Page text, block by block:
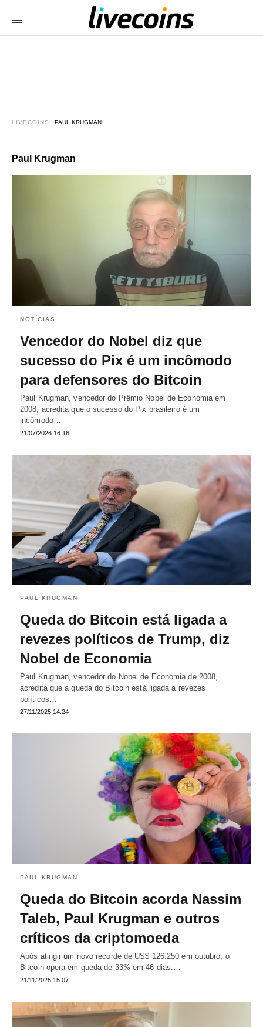
LIVECOINS PAUL KRUGMAN
Paul Krugman
NOTÍCIAS
Vencedor do Nobel diz que
sucesso do Pix é um incômodo
para defensores do Bitcoin
Paul Krugman, vencedor do Prêmio Nobel de Economia em
2008, acredita que o sucesso do Pix brasileiro é um
incômodo…
21/07/2026 16:16
PAUL KRUGMAN
Queda do Bitcoin está ligada a
revezes políticos de Trump, diz
Nobel de Economia
Paul Krugman, vencedor do Nobel de Economia de 2008,
acredita que a queda do Bitcoin está ligada a revezes
políticos…
27/11/2025 14:24
PAUL KRUGMAN
Queda do Bitcoin acorda Nassim
Taleb, Paul Krugman e outros
críticos da criptomoeda
Após atingir um novo recorde de US$ 126.250 em outubro, o
Bitcoin opera em queda de 33% em 46 dias.…
21/11/2025 15:07